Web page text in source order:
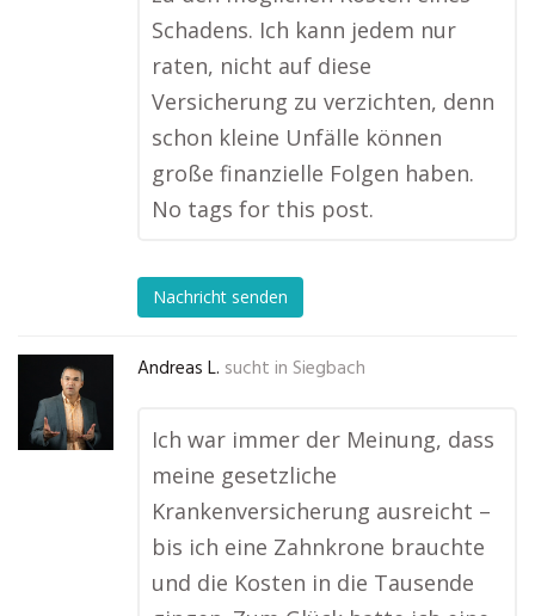
Schadens. Ich kann jedem nur
raten, nicht auf diese
Versicherung zu verzichten, denn
schon kleine Unfälle können
große finanzielle Folgen haben.
No tags for this post.
Nachricht senden
Andreas L. sucht in Siegbach
Ich war immer der Meinung, dass
meine gesetzliche
Krankenversicherung ausreicht –
bis ich eine Zahnkrone brauchte
und die Kosten in die Tausende